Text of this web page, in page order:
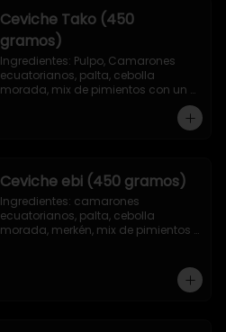
Ceviche Tako (450
gramos)
Ingredientes: Pulpo, Camarones
ecuatorianos, palta, cebolla
morada, mix de pimientos con un
toque de ciboulette, merkén, cilantro
Ceviche ebi (450 gramos)
Ingredientes: camarones
ecuatorianos, palta, cebolla
morada, merkén, mix de pimientos